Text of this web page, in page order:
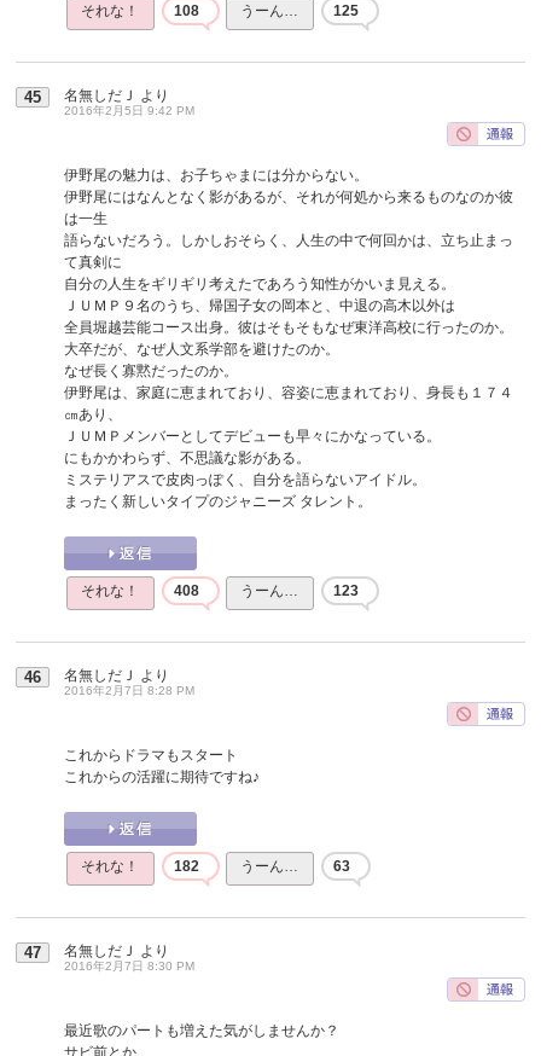
それな！ 108 うーん… 125
45 名無しだＪ より
2016年2月5日 9:42 PM
伊野尾の魅力は、お子ちゃまには分からない。
伊野尾にはなんとなく影があるが、それが何処から来るものなのか彼
は一生
語らないだろう。しかしおそらく、人生の中で何回かは、立ち止まっ
て真剣に
自分の人生をギリギリ考えたであろう知性がかいま見える。
ＪＵＭＰ９名のうち、帰国子女の岡本と、中退の高木以外は
全員堀越芸能コース出身。彼はそもそもなぜ東洋高校に行ったのか。
大卒だが、なぜ人文系学部を避けたのか。
なぜ長く寡黙だったのか。
伊野尾は、家庭に恵まれており、容姿に恵まれており、身長も１７４
㎝あり、
ＪＵＭＰメンバーとしてデビューも早々にかなっている。
にもかかわらず、不思議な影がある。
ミステリアスで皮肉っぽく、自分を語らないアイドル。
まったく新しいタイプのジャニーズ タレント。
それな！ 408 うーん… 123
46 名無しだＪ より
2016年2月7日 8:28 PM
これからドラマもスタート
これからの活躍に期待ですね♪
それな！ 182 うーん… 63
47 名無しだＪ より
2016年2月7日 8:30 PM
最近歌のパートも増えた気がしませんか？
サビ前とか